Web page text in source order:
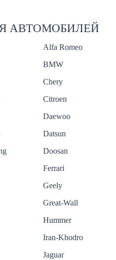
АВТОМОБИЛЕЙ
Alfa Romeo
BMW
Chery
Citroen
Daewoo
Datsun
Doosan
Ferrari
Geely
Great-Wall
Hummer
Iran-Khodro
Jaguar